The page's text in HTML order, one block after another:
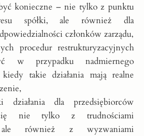
konieczne – nie tylko z punktu
spółki, ale również dla
członków zarządu,
procedur restrukturyzacyjnych
w przypadku nadmiernego
kiedy takie działania mają realne
działania dla przedsiębiorców
się nie tylko z trudnościami
ale również z wyzwaniami